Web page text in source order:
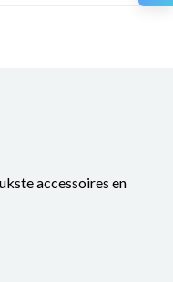
accessoires en